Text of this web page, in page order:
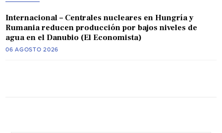
Internacional – Centrales nucleares en Hungría y
Rumania reducen producción por bajos niveles de
agua en el Danubio (El Economista)
06 AGOSTO 2026